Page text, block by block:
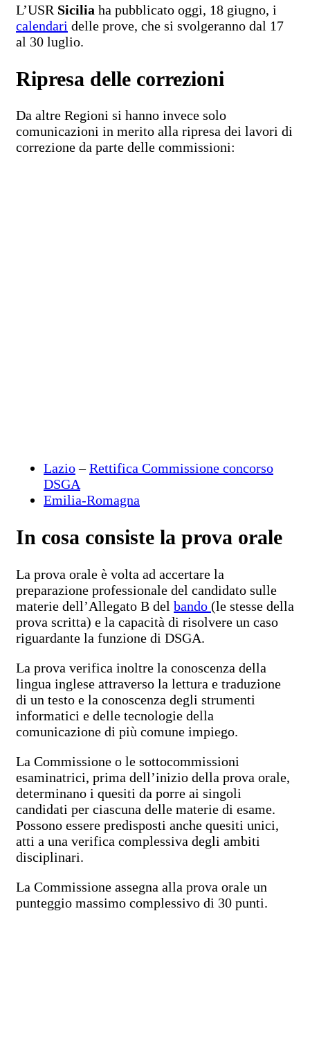
L’USR Sicilia ha pubblicato oggi, 18 giugno, i
calendari delle prove, che si svolgeranno dal 17
al 30 luglio.
Ripresa delle correzioni
Da altre Regioni si hanno invece solo
comunicazioni in merito alla ripresa dei lavori di
correzione da parte delle commissioni:
Lazio–Rettifica Commissione concorso
DSGA
Emilia-Romagna
In cosa consiste la prova orale
La prova orale è volta ad accertare la
preparazione professionale del candidato sulle
materie dell’Allegato B del bando (le stesse della
prova scritta) e la capacità di risolvere un caso
riguardante la funzione di DSGA.
La prova verifica inoltre la conoscenza della
lingua inglese attraverso la lettura e traduzione
di un testo e la conoscenza degli strumenti
informatici e delle tecnologie della
comunicazione di più comune impiego.
La Commissione o le sottocommissioni
esaminatrici, prima dell’inizio della prova orale,
determinano i quesiti da porre ai singoli
candidati per ciascuna delle materie di esame.
Possono essere predisposti anche quesiti unici,
atti a una verifica complessiva degli ambiti
disciplinari.
La Commissione assegna alla prova orale un
punteggio massimo complessivo di 30 punti.